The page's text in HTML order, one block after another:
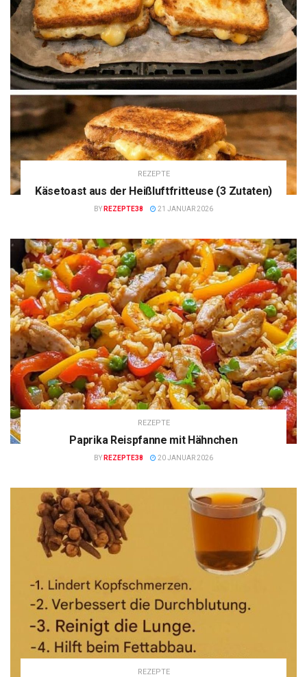
REZEPTE
Käsetoast aus der Heißluftfritteuse (3 Zutaten)
BY REZEPTE38 21 JANUAR 2026
REZEPTE
Paprika Reispfanne mit Hähnchen
BY REZEPTE38 20 JANUAR 2026
REZEPTE